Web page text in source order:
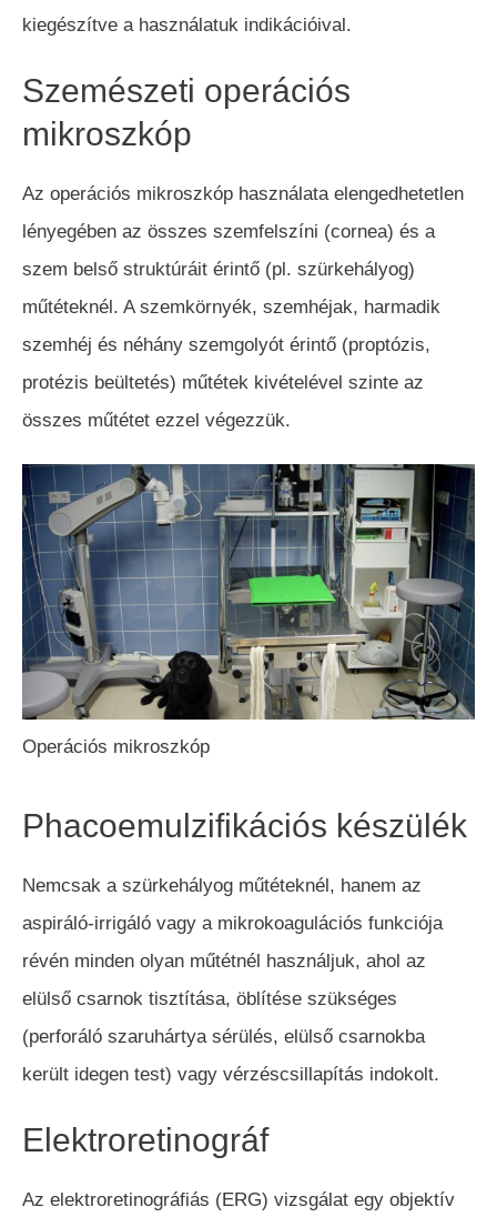
kiegészítve a használatuk indikációival.
Szemészeti operációs
mikroszkóp
Az operációs mikroszkóp használata elengedhetetlen
lényegében az összes szemfelszíni (cornea) és a
szem belső struktúráit érintő (pl. szürkehályog)
műtéteknél. A szemkörnyék, szemhéjak, harmadik
szemhéj és néhány szemgolyót érintő (proptózis,
protézis beültetés) műtétek kivételével szinte az
összes műtétet ezzel végezzük.
Operációs mikroszkóp
Phacoemulzifikációs készülék
Nemcsak a szürkehályog műtéteknél, hanem az
aspiráló-irrigáló vagy a mikrokoagulációs funkciója
révén minden olyan műtétnél használjuk, ahol az
elülső csarnok tisztítása, öblítése szükséges
(perforáló szaruhártya sérülés, elülső csarnokba
került idegen test) vagy vérzéscsillapítás indokolt.
Elektroretinográf
Az elektroretinográfiás (ERG) vizsgálat egy objektív